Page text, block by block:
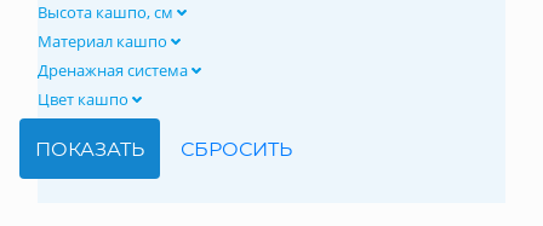
Высота кашпо, см
Материал кашпо
Дренажная система
Цвет кашпо